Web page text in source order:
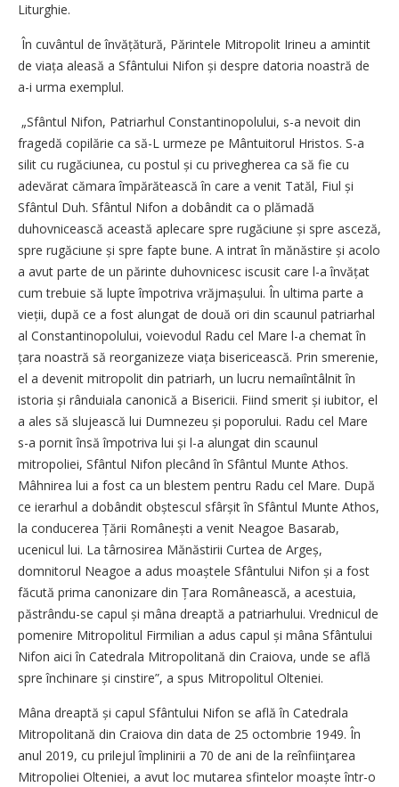
Liturghie.
În cuvântul de învățătură, Părintele Mitropolit Irineu a amintit
de viața aleasă a Sfântului Nifon și despre datoria noastră de
a-i urma exemplul.
„Sfântul Nifon, Patriarhul Constantinopolului, s-a nevoit din
fragedă copilărie ca să-L urmeze pe Mântuitorul Hristos. S-a
silit cu rugăciunea, cu postul și cu privegherea ca să fie cu
adevărat cămara împărătească în care a venit Tatăl, Fiul și
Sfântul Duh. Sfântul Nifon a dobândit ca o plămadă
duhovnicească această aplecare spre rugăciune și spre asceză,
spre rugăciune și spre fapte bune. A intrat în mănăstire și acolo
a avut parte de un părinte duhovnicesc iscusit care l-a învățat
cum trebuie să lupte împotriva vrăjmașului. În ultima parte a
vieții, după ce a fost alungat de două ori din scaunul patriarhal
al Constantinopolului, voievodul Radu cel Mare l-a chemat în
țara noastră să reorganizeze viața bisericească. Prin smerenie,
el a devenit mitropolit din patriarh, un lucru nemaiîntâlnit în
istoria și rânduiala canonică a Bisericii. Fiind smerit și iubitor, el
a ales să slujească lui Dumnezeu și poporului. Radu cel Mare
s-a pornit însă împotriva lui și l-a alungat din scaunul
mitropoliei, Sfântul Nifon plecând în Sfântul Munte Athos.
Mâhnirea lui a fost ca un blestem pentru Radu cel Mare. După
ce ierarhul a dobândit obștescul sfârșit în Sfântul Munte Athos,
la conducerea Țării Românești a venit Neagoe Basarab,
ucenicul lui. La târnosirea Mănăstirii Curtea de Argeș,
domnitorul Neagoe a adus moaștele Sfântului Nifon și a fost
făcută prima canonizare din Țara Românească, a acestuia,
păstrându-se capul și mâna dreaptă a patriarhului. Vrednicul de
pomenire Mitropolitul Firmilian a adus capul și mâna Sfântului
Nifon aici în Catedrala Mitropolitană din Craiova, unde se află
spre închinare și cinstire”, a spus Mitropolitul Olteniei.
Mâna dreaptă și capul Sfântului Nifon se află în Catedrala
Mitropolitană din Craiova din data de 25 octombrie 1949. În
anul 2019, cu prilejul împlinirii a 70 de ani de la reînfiinţarea
Mitropoliei Olteniei, a avut loc mutarea sfintelor moaște într-o